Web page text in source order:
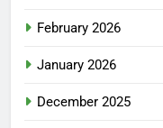
February 2026
January 2026
December 2025